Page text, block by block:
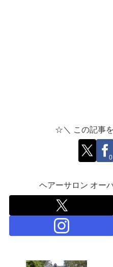
☆＼ この記事
0
ヘアーサロン オー